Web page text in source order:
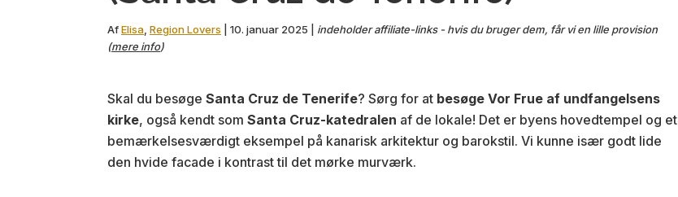
AfElisa Region Lovers 10. januar 2025
indeholder affiliate-links - hvis du bruger dem, får vi en lille provision
(mere info)
Skal du besøge Santa Cruz de Tenerife? Sørg for at besøge Vor Frue af undfangelsens
kirke, også kendt som Santa Cruz-katedralen af de lokale! Det er byens hovedtempel og et
bemærkelsesværdigt eksempel på kanarisk arkitektur og barokstil. Vi kunne især godt lide
den hvide facade i kontrast til det mørke murværk.